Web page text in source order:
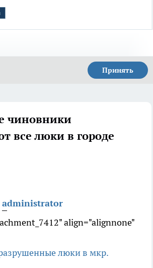
Принять
чиновники
все люки в городе
administrator
align="alignnone"